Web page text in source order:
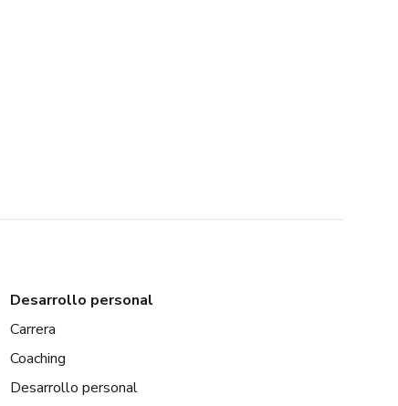
Desarrollo personal
Carrera
Coaching
Desarrollo personal